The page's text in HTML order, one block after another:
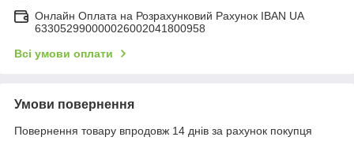
Онлайн Оплата на Розрахунковий Рахунок IBAN UA
633052990000026002041800958
Всі умови оплати
Умови повернення
Повернення товару впродовж 14 днів за рахунок покупця